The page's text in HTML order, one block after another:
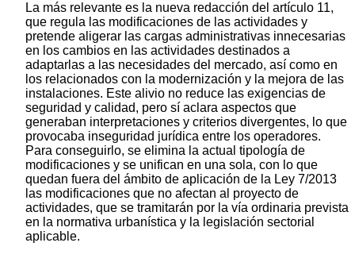
La más relevante es la nueva redacción del artículo 11,
que regula las modificaciones de las actividades y
pretende aligerar las cargas administrativas innecesarias
en los cambios en las actividades destinados a
adaptarlas a las necesidades del mercado, así como en
los relacionados con la modernización y la mejora de las
instalaciones. Este alivio no reduce las exigencias de
seguridad y calidad, pero sí aclara aspectos que
generaban interpretaciones y criterios divergentes, lo que
provocaba inseguridad jurídica entre los operadores.
Para conseguirlo, se elimina la actual tipología de
modificaciones y se unifican en una sola, con lo que
quedan fuera del ámbito de aplicación de la Ley 7/2013
las modificaciones que no afectan al proyecto de
actividades, que se tramitarán por la vía ordinaria prevista
en la normativa urbanística y la legislación sectorial
aplicable.